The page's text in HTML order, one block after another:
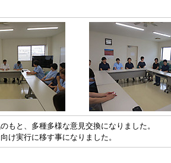
もと、多種多様な意見交換になりました。
け実行に移す事になりました。